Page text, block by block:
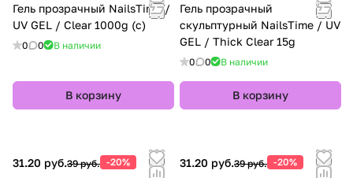
Гель прозрачный NailsTime /
UV GEL / Clear 1000g (с)
0 0 В наличии
В корзину
Гель прозрачный
скульптурный NailsTime / UV
GEL / Thick Clear 15g
0 0 В наличии
В корзину
31.20 руб.39 руб. -20% 31.20 руб.39 руб. -20%